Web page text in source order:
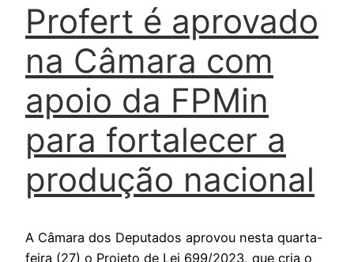
Profert é aprovado
na Câmara com
apoio da FPMin
para fortalecer a
produção nacional
A Câmara dos Deputados aprovou nesta quarta-
feira (27) o Projeto de Lei 699/2023, que cria o